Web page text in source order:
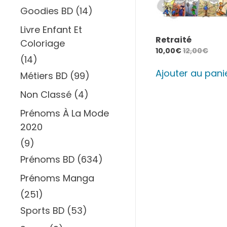
Retraité
10,00€12,00€
Ajouter au
Goodies BD (14)
Livre Enfant Et
Coloriage
(14)
Métiers BD (99)
Non Classé (4)
Prénoms À La Mode
2020
(9)
Prénoms BD (634)
Prénoms Manga
(251)
Sports BD (53)